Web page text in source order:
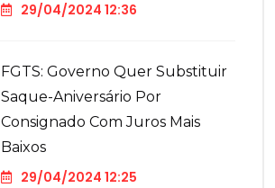
29/04/2024 12:36
FGTS: Governo Quer Substituir
Saque-Aniversário Por
Consignado Com Juros Mais
Baixos
29/04/2024 12:25